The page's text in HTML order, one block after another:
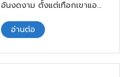
อันงดงาม ตั้งแต่เทือกเขาแอ
ประวัติศาสตร์ที่สืบทอด
วัฒนธรรมมายาวนาน จนถึง
ชายฝั่งทะเลเมดิเตอร์เรเนียนอัน
อบอุ่น แต่ท่ามกลางความ
อ่านต่อ